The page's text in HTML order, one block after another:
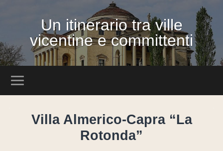
Un itinerario tra ville
vicentine e committenti
Villa Almerico-Capra “La
Rotonda”